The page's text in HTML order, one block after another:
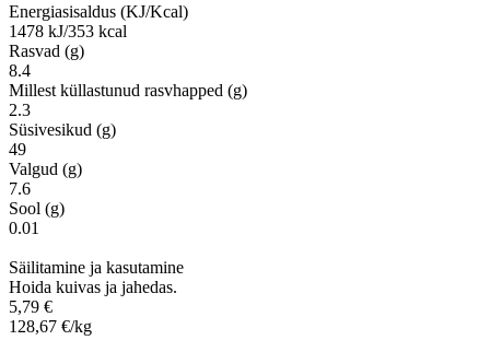
Energiasisaldus (KJ/Kcal)
1478 kJ/353 kcal
Rasvad (g)
8.4
Millest küllastunud rasvhapped (g)
2.3
Süsivesikud (g)
49
Valgud (g)
7.6
Sool (g)
0.01
Säilitamine ja kasutamine
Hoida kuivas ja jahedas.
5,79 €
128,67 €/kg